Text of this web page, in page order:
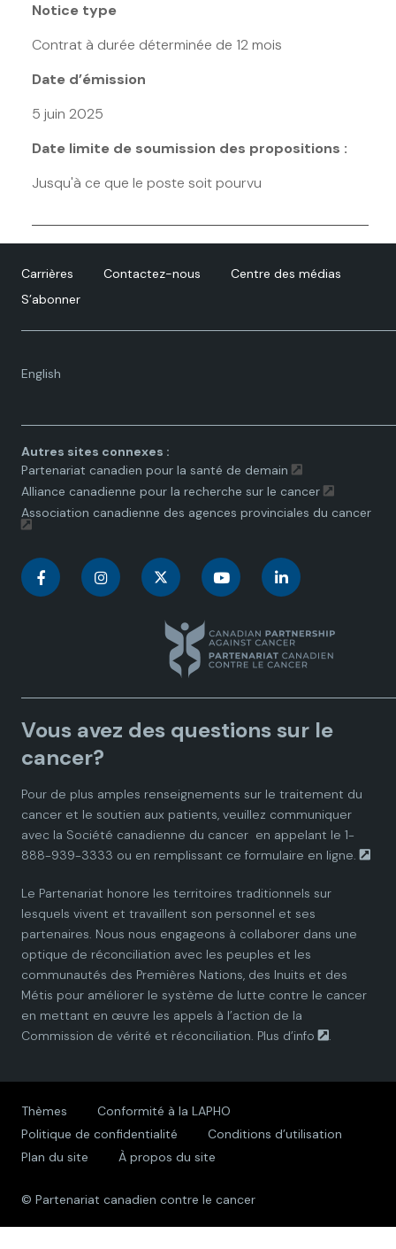
Notice type
Contrat à durée déterminée de 12 mois
Date d’émission
5 juin 2025
Date limite de soumission des propositions :
Jusqu'à ce que le poste soit pourvu
Carrières Contactez-nous
Centre des médias
S’abonner
English
Language
Autres sites connexes :
Partenariat canadien pour la santé de demain
Alliance canadienne pour la recherche sur le cancer
Association canadienne des agences provinciales du cancer
C
a
d
a
n
P
a
r
t
e
h
C
a
d
a
n
P
a
r
t
e
h
n
a
d
a
n
P
a
r
t
e
h
C
n
a
d
a
n
P
a
r
t
e
h
C
n
a
d
a
n
P
a
r
t
h
Vous avez des questions sur le
cancer?
Pour de plus amples renseignements sur le traitement du
cancer et le soutien aux patients, veuillez communiquer
avec la Société canadienne du cancer en appelant le 1-
888-939-3333 ou en remplissant ce formulaire en ligne.
Le Partenariat honore les territoires traditionnels sur
lesquels vivent et travaillent son personnel et ses
partenaires. Nous nous engageons à collaborer dans une
optique de réconciliation avec les peuples et les
communautés des Premières Nations, des Inuits et des
Métis pour améliorer le système de lutte contre le cancer
en mettant en œuvre les appels à l’action de la
Commission de vérité et réconciliation. Plus d’info .
Thèmes
Conformité à la LAPHO
Politique de confidentialité
Conditions d’utilisation
Plan du site
À propos du site
© Partenariat canadien contre le cancer